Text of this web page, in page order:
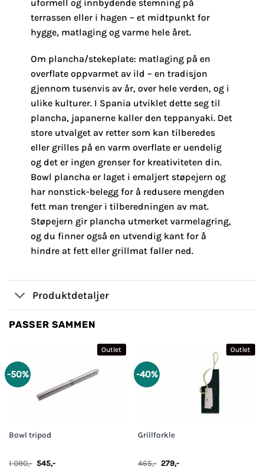
uformell og innbydende stemning på
terrassen eller i hagen – et midtpunkt for
hygge, matlaging og varme hele året.
Om plancha/stekeplate: matlaging på en
overflate oppvarmet av ild – en tradisjon
gjennom tusenvis av år, over hele verden, og i
ulike kulturer. I Spania utviklet dette seg til
plancha, japanerne kaller den teppanyaki. Det
store utvalget av retter som kan tilberedes
eller grilles på en varm overflate er uendelig
og det er ingen grenser for kreativiteten din.
Bowl plancha er laget i emaljert støpejern og
har nonstick-belegg for å redusere mengden
fett man trenger i tilberedningen av mat.
Støpejern gir plancha utmerket varmelagring,
og du finner også en utvendig kant for å
hindre at fett eller grillmat faller ned.
Produktdetaljer
PASSER SAMMEN
-50%
Outlet
Bowl tripod
1 090,- Opprinnelig
545,-Nåværende
-40%
Outlet
Grillforkle
465,- Opprinnelig
279,-Nåværende